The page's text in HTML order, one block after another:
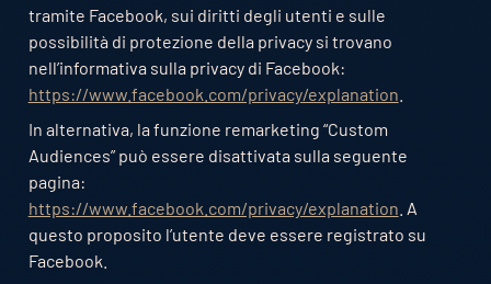
tramite Facebook, sui diritti degli utenti e sulle
possibilità di protezione della privacy si trovano
nell’informativa sulla privacy di Facebook:
https://www.facebook.com/privacy/explanation
In alternativa, la funzione remarketing “Custom
Audiences” può essere disattivata sulla seguente
pagina:
https://www.facebook.com/privacy/explanation . A
questo proposito l’utente deve essere registrato su
Facebook.